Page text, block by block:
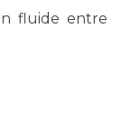
fluide entre